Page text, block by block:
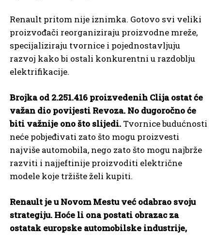
Renault pritom nije iznimka. Gotovo svi veliki
proizvođači reorganiziraju proizvodne mreže,
specijaliziraju tvornice i pojednostavljuju
razvoj kako bi ostali konkurentni u razdoblju
elektrifikacije.
Brojka od 2.251.416 proizvedenih Clija ostat će
važan dio povijesti Revoza. No dugoročno će
biti važnije ono što slijedi. Tvornice budućnosti
neće pobjeđivati zato što mogu proizvesti
najviše automobila, nego zato što mogu najbrže
razviti i najjeftinije proizvoditi električne
modele koje tržište želi kupiti.
Renault je u Novom Mestu već odabrao svoju
strategiju. Hoće li ona postati obrazac za
ostatak europske automobilske industrije,